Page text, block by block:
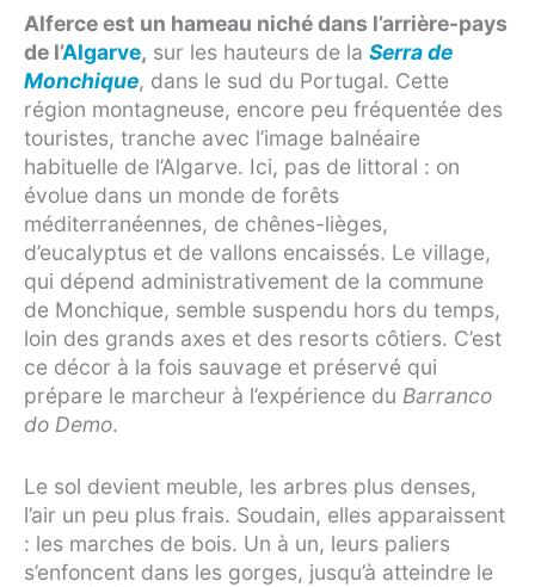
Alferce est un hameau niché dans l’arrière-pays
de l’Algarve, sur les hauteurs de la Serra de
Monchique, dans le sud du Portugal. Cette
région montagneuse, encore peu fréquentée des
touristes, tranche avec l’image balnéaire
habituelle de l’Algarve. Ici, pas de littoral : on
évolue dans un monde de forêts
méditerranéennes, de chênes-lièges,
d’eucalyptus et de vallons encaissés. Le village,
qui dépend administrativement de la commune
de Monchique, semble suspendu hors du temps,
loin des grands axes et des resorts côtiers. C’est
ce décor à la fois sauvage et préservé qui
prépare le marcheur à l’expérience du Barranco
do Demo.
Le sol devient meuble, les arbres plus denses,
l’air un peu plus frais. Soudain, elles apparaissent
: les marches de bois. Un à un, leurs paliers
s’enfoncent dans les gorges, jusqu’à atteindre le